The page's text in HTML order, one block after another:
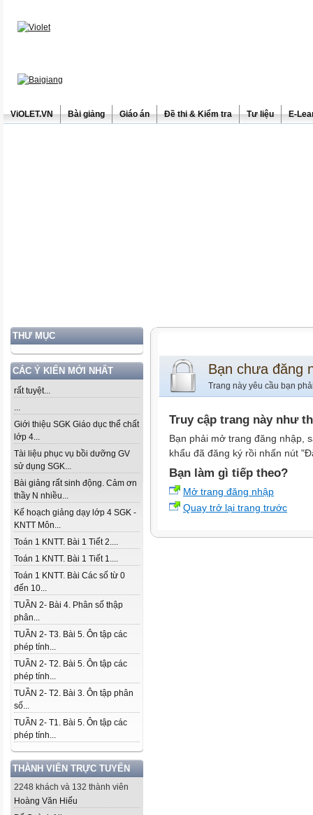
ViOLET.VN Bài giảng Giáo án Đề thi & Kiểm tra Tư liệu E-
THƯ MỤC
CÁC Ý KIẾN MỚI NHẤT
rất tuyệt...
...
Giới thiệu SGK Giáo dục thể chất
lớp 4...
Tài liệu phục vụ bồi dưỡng GV
sử dụng SGK...
Bài giảng rất sinh động. Cảm ơn
thầy N nhiều...
Kế hoạch giảng dạy lớp 4 SGK -
KNTT Môn...
Toán 1 KNTT. Bài 1 Tiết 2....
Toán 1 KNTT. Bài 1 Tiết 1....
Toán 1 KNTT. Bài Các số từ 0
đến 10...
TUẦN 2- Bài 4. Phân số thập
phân...
TUẦN 2- T3. Bài 5. Ôn tập các
phép tính...
TUẦN 2- T2. Bài 5. Ôn tập các
phép tính...
TUẦN 2- T2. Bài 3. Ôn tập phân
số...
TUẦN 2- T1. Bài 5. Ôn tập các
phép tính...
THÀNH VIÊN TRỰC TUYẾN
2248 khách và 132 thành viên
Hoàng Văn Hiếu
Bạn chưa đăng
Trang này yêu cầu bạn
Truy cập trang này như
Bạn phải mở trang đăng nhập,
khẩu đã đăng ký rồi nhấn nút
Bạn làm gì tiếp theo?
Mở trang đăng nhập
Quay trở lại trang trước